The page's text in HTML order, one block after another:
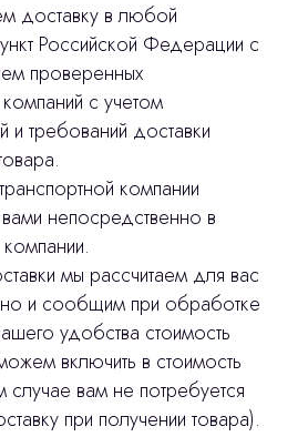
доставку в любой
Российской Федерации с
проверенных
с учетом
и требований доставки
компании
вами непосредственно в
мы рассчитаем для вас
и сообщим при обработке
удобства стоимость
включить в стоимость
случае вам не потребуется
при получении товара).
вопросы
мы свяжемся и
вопросы